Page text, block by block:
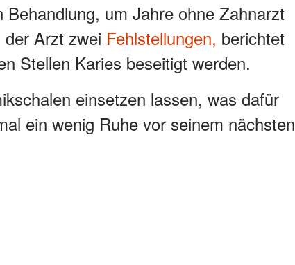
um Jahre ohne Zahnarzt
Arzt zwei Fehlstellungen, berichtet
Stellen Karies beseitigt werden.
einsetzen lassen, was dafür
ein wenig Ruhe vor seinem nächsten